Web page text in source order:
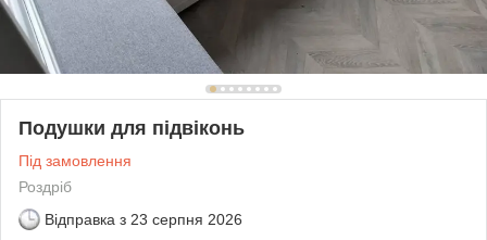
Подушки для підвіконь
Під замовлення
Роздріб
Відправка з 23 серпня 2026